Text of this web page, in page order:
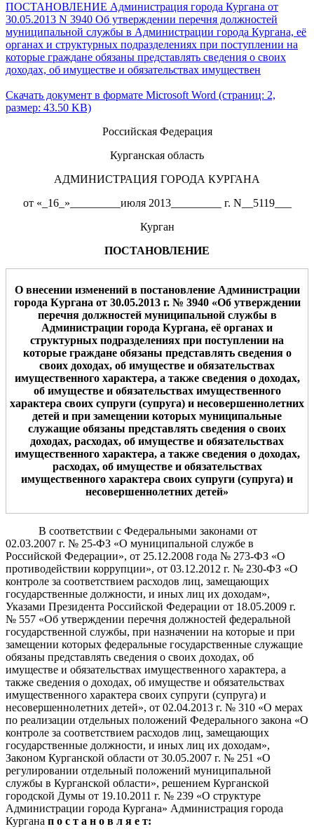
ПОСТАНОВЛЕНИЕ Администрация города Кургана от
30.05.2013 N 3940 Об утверждении перечня должностей
муниципальной службы в Администрации города Кургана, её
органах и структурных подразделениях при поступлении на
которые граждане обязаны представлять сведения о своих
доходах, об имуществе и обязательствах имуществен
Скачать документ в формате Microsoft Word (страниц: 2,
размер: 43.50 KB)
Российская Федерация
Курганская область
АДМИНИСТРАЦИЯ ГОРОДА КУРГАНА
от «_16_»_________июля 2013_________ г. N__5119___
Курган
ПОСТАНОВЛЕНИЕ
О внесении изменений в постановление Администрации
города Кургана от 30.05.2013 г. № 3940 «Об утверждении
перечня должностеймуниципальной службы в
Администрации города Кургана, её органах и
структурных подразделениях при поступлении на
которые граждане обязаны представлять сведения о
своих доходах, об имуществе и обязательствах
имущественного характера, а также сведения о доходах,
об имуществе и обязательствах имущественного
характера своих супруги (супруга) и несовершеннолетних
детей и при замещении которых муниципальные
служащие обязаны представлять сведения о своих
доходах, расходах, об имуществе и обязательствах
имущественного характера, а также сведения о доходах,
расходах,об имуществе и обязательствах
имущественного характера своих супруги (супруга) и
несовершеннолетних детей»
В соответствии с Федеральными законами от
02.03.2007 г. № 25-ФЗ «О муниципальной службе в
Российской Федерации», от 25.12.2008 года № 273-ФЗ «О
противодействии коррупции», от 03.12.2012 г. № 230-ФЗ «О
контроле за соответствием расходов лиц, замещающих
государственные должности, и иных лиц их доходам»,
Указами Президента Российской Федерации от 18.05.2009 г.
№ 557 «Об утверждении перечня должностей федеральной
государственной службы, при назначении на которые и при
замещении которых федеральные государственные служащие
обязаны представлять сведения о своих доходах, об
имуществе и обязательствах имущественного характера, а
также сведения о доходах, об имуществе и обязательствах
имущественного характера своих супруги (супруга) и
несовершеннолетних детей», от 02.04.2013 г. № 310 «О мерах
по реализации отдельных положений Федерального закона «О
контроле за соответствием расходов лиц, замещающих
государственные должности, и иных лиц их доходам»,
Законом Курганской области от 30.05.2007 г. № 251 «О
регулировании отдельный положений муниципальной
службы в Курганской области», решением Курганской
городской Думы от 19.10.2011 г. № 239 «О структуре
Администрации города Кургана» Администрация города
Кургана п о с т а н о в л я е т: